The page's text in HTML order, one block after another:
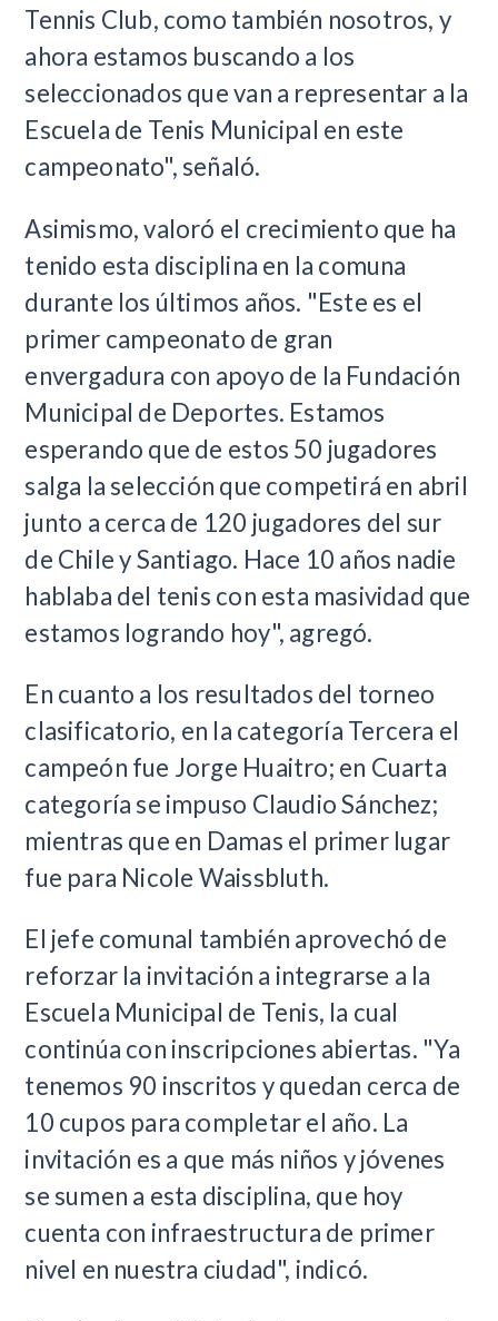
Tennis Club, como también nosotros, y
ahora estamos buscando a los
seleccionados que van a representar a la
Escuela de Tenis Municipal en este
campeonato", señaló.
Asimismo, valoró el crecimiento que ha
tenido esta disciplina en la comuna
durante los últimos años. "Este es el
primer campeonato de gran
envergadura con apoyo de la Fundación
Municipal de Deportes. Estamos
esperando que de estos 50 jugadores
salga la selección que competirá en abril
junto a cerca de 120 jugadores del sur
de Chile y Santiago. Hace 10 años nadie
hablaba del tenis con esta masividad que
estamos logrando hoy", agregó.
En cuanto a los resultados del torneo
clasificatorio, en la categoría Tercera el
campeón fue Jorge Huaitro; en Cuarta
categoría se impuso Claudio Sánchez;
mientras que en Damas el primer lugar
fue para Nicole Waissbluth.
El jefe comunal también aprovechó de
reforzar la invitación a integrarse a la
Escuela Municipal de Tenis, la cual
continúa con inscripciones abiertas. "Ya
tenemos 90 inscritos y quedan cerca de
10 cupos para completar el año. La
invitación es a que más niños y jóvenes
se sumen a esta disciplina, que hoy
cuenta con infraestructura de primer
nivel en nuestra ciudad", indicó.